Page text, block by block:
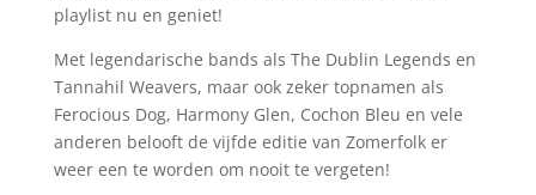
playlist nu en geniet!
Met legendarische bands als The Dublin Legends en
Tannahil Weavers, maar ook zeker topnamen als
Ferocious Dog, Harmony Glen, Cochon Bleu en vele
anderen belooft de vijfde editie van Zomerfolk er
weer een te worden om nooit te vergeten!